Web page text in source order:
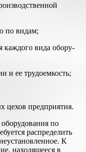
по видам;
каждого вида обору­
и ее трудоемкость;
цехов предприятия.
оборудования по
распределить
К
находящееся в